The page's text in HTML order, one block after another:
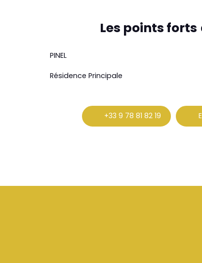
Les points forts
PINEL
Résidence Principale
+33 9 78 81 82 19